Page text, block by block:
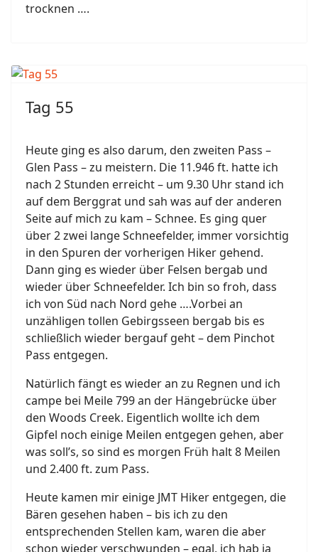
trocknen ….
Tag 55
Heute ging es also darum, den zweiten Pass –
Glen Pass – zu meistern. Die 11.946 ft. hatte ich
nach 2 Stunden erreicht – um 9.30 Uhr stand ich
auf dem Berggrat und sah was auf der anderen
Seite auf mich zu kam – Schnee. Es ging quer
über 2 zwei lange Schneefelder, immer vorsichtig
in den Spuren der vorherigen Hiker gehend.
Dann ging es wieder über Felsen bergab und
wieder über Schneefelder. Ich bin so froh, dass
ich von Süd nach Nord gehe ….Vorbei an
unzähligen tollen Gebirgsseen bergab bis es
schließlich wieder bergauf geht – dem Pinchot
Pass entgegen.
Natürlich fängt es wieder an zu Regnen und ich
campe bei Meile 799 an der Hängebrücke über
den Woods Creek. Eigentlich wollte ich dem
Gipfel noch einige Meilen entgegen gehen, aber
was soll’s, so sind es morgen Früh halt 8 Meilen
und 2.400 ft. zum Pass.
Heute kamen mir einige JMT Hiker entgegen, die
Bären gesehen haben – bis ich zu den
entsprechenden Stellen kam, waren die aber
schon wieder verschwunden – egal, ich hab ja